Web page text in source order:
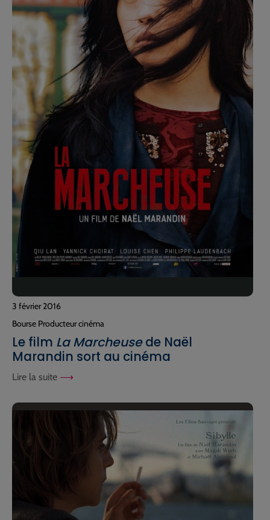
3 février 2016
Bourse Producteur cinéma
Le film La Marcheusede Naël
Marandin sort au cinéma
Lire la suite